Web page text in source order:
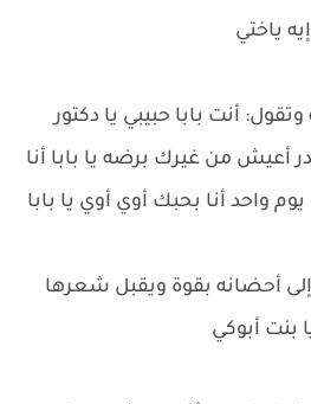
ياختي
أنت بابا حبيبي يا دكتور
أعيش من غيرك برضه يا بابا أنا
واحد أنا بحبك أوي أوي يا بابا
أحضانه بقوة ويقبل شعرها
بنت أبوكي